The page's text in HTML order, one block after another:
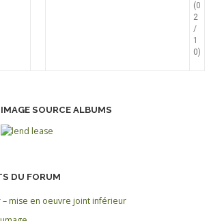
(0
2
/
1
0)
IMAGE SOURCE ALBUMS
DU FORUM
– mise en oeuvre joint inférieur